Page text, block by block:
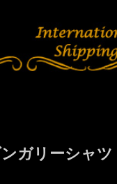
ガリーシャツ